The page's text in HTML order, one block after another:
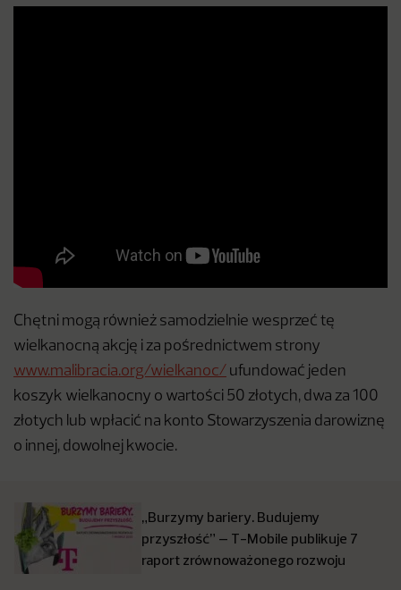
Chętni mogą również samodzielnie wesprzeć tę
wielkanocną akcję i za pośrednictwem strony
www.malibracia.org/wielkanoc/ ufundować jeden
koszyk wielkanocny o wartości 50 złotych, dwa za 100
złotych lub wpłacić na konto Stowarzyszenia darowiznę
o innej, dowolnej kwocie.
„Burzymy bariery. Budujemy
przyszłość” – T-Mobile publikuje 7
raport zrównoważonego rozwoju